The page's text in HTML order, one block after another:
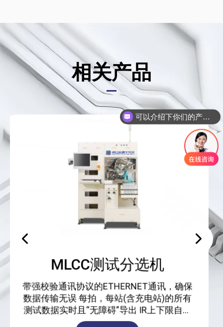
相关产品
MLCC激光选别机（
抽检机）
自动切割外观选别机,适用于切割后
的缺陷检测,兼容0402、0603、
可以介绍下你们的产品么